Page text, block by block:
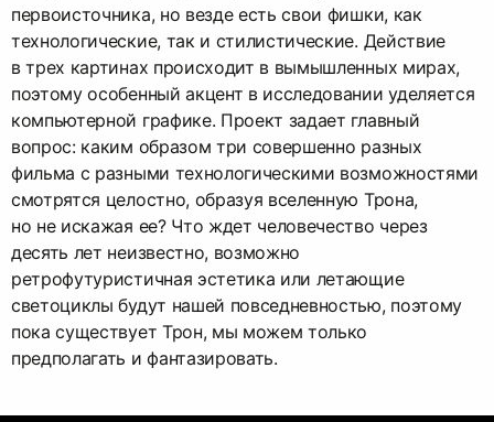
первоисточника, но везде есть свои фишки, как
технологические, так и стилистические. Действие
в трех картинах происходит в вымышленных мирах,
поэтому особенный акцент в исследовании уделяется
компьютерной графике. Проект задает главный
вопрос: каким образом три совершенно разных
фильма с разными технологическими возможностями
смотрятся целостно, образуя вселенную Трона,
но не искажая ее? Что ждет человечество через
десять лет неизвестно, возможно
ретрофутуристичная эстетика или летающие
светоциклы будут нашей повседневностью, поэтому
пока существует Трон, мы можем только
предполагать и фантазировать.